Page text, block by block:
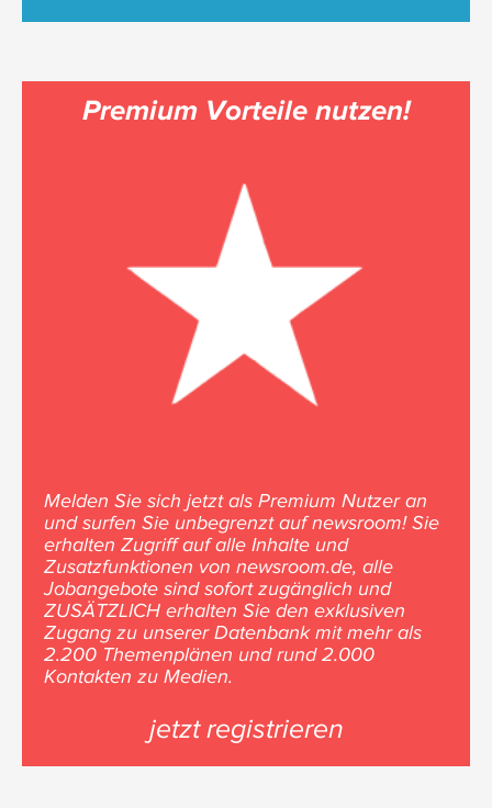
Premium Vorteile nutzen!
Melden Sie sich jetzt als Premium Nutzer an
und surfen Sie unbegrenzt auf newsroom! Sie
erhalten Zugriff auf alle Inhalte und
Zusatzfunktionen von newsroom.de, alle
Jobangebote sind sofort zugänglich und
ZUSÄTZLICH erhalten Sie den exklusiven
Zugang zu unserer Datenbank mit mehr als
2.200 Themenplänen und rund 2.000
Kontakten zu Medien.
jetzt registrieren